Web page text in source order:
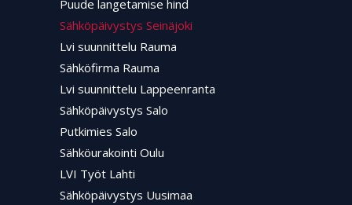
Puude langetamise hind
Sähköpäivystys Seinäjoki
Lvi suunnittelu Rauma
Sähköfirma Rauma
Lvi suunnittelu Lappeenranta
Sähköpäivystys Salo
Putkimies Salo
Sähköurakointi Oulu
LVI Työt Lahti
Sähköpäivystys Uusimaa